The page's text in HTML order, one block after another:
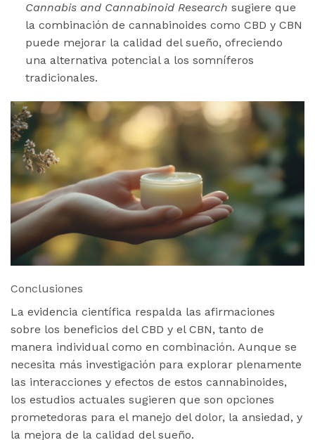
Cannabis and Cannabinoid Research sugiere que
la combinación de cannabinoides como CBD y CBN
puede mejorar la calidad del sueño, ofreciendo
una alternativa potencial a los somníferos
tradicionales.
Conclusiones
La evidencia científica respalda las afirmaciones
sobre los beneficios del CBD y el CBN, tanto de
manera individual como en combinación. Aunque se
necesita más investigación para explorar plenamente
las interacciones y efectos de estos cannabinoides,
los estudios actuales sugieren que son opciones
prometedoras para el manejo del dolor, la ansiedad, y
la mejora de la calidad del sueño.